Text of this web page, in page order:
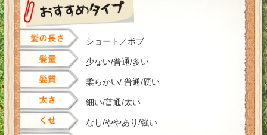
ショート ボブ
少ない/普通/多い
柔らかい/ 普通/硬い
細い/普通/太い
なし/ややあり/強い